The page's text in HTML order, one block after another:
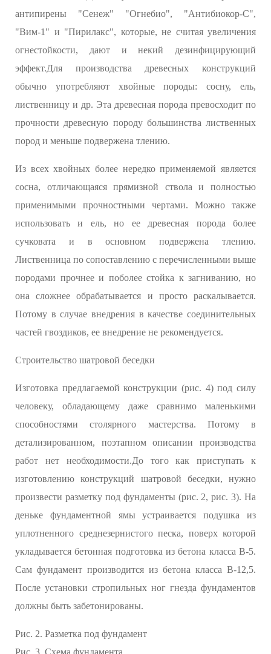
антипирены "Сенеж" "Огнебио", "Антибиокор-С",
"Вим-1" и "Пирилакс", которые, не считая увеличения
огнестойкости, дают и некий дезинфицирующий
эффект.Для производства древесных конструкций
обычно употребляют хвойные породы: сосну, ель,
лиственницу и др. Эта древесная порода превосходит по
прочности древесную породу большинства лиственных
пород и меньше подвержена тлению.
Из всех хвойных более нередко применяемой является
сосна, отличающаяся прямизной ствола и полностью
применимыми прочностными чертами. Можно также
использовать и ель, но ее древесная порода более
сучковата и в основном подвержена тлению.
Лиственница по сопоставлению с перечисленными выше
породами прочнее и поболее стойка к загниванию, но
она сложнее обрабатывается и просто раскалывается.
Потому в случае внедрения в качестве соединительных
частей гвоздиков, ее внедрение не рекомендуется.
Строительство шатровой беседки
Изготовка предлагаемой конструкции (рис. 4) под силу
человеку, обладающему даже сравнимо маленькими
способностями столярного мастерства. Потому в
детализированном, поэтапном описании производства
работ нет необходимости.До того как приступать к
изготовлению конструкций шатровой беседки, нужно
произвести разметку под фундаменты (рис. 2, рис. 3). На
деньке фундаментной ямы устраивается подушка из
уплотненного среднезернистого песка, поверх которой
укладывается бетонная подготовка из бетона класса В-5.
Сам фундамент производится из бетона класса В-12,5.
После установки стропильных ног гнезда фундаментов
должны быть забетонированы.
Рис. 2. Разметка под фундамент